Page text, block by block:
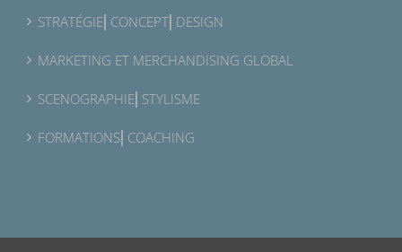
STRATÉGIE⎜CONCEPT⎜DESIGN
MARKETING ET MERCHANDISING GLOBAL
SCENOGRAPHIE⎜STYLISME
FORMATIONS⎜COACHING